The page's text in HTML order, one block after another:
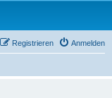
Anmelden
Registrieren